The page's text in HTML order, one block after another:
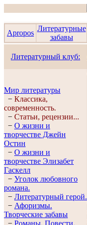
Apropos
Литературные
забавы
Литературный клуб:
Мир литературы
− Классика,
современность.
− Статьи, рецензии...
− О жизни и
творчестве Джейн
Остин
− О жизни и
творчестве Элизабет
Гaскелл
− Уголок любовного
романа.
− Литературный герой.
− Афоризмы.
Творческие забавы
− Романы. Повести.